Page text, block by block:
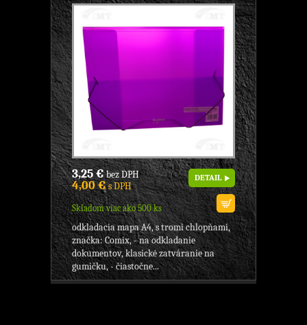
3,25 €bez DPH
4,00 €s DPH
Skladom viac ako 500 ks
DETAIL
odkladacia mapa A4, s tromi chlopňami,
značka: Comix, - na odkladanie
dokumentov, klasické zatváranie na
gumičku, - čiastočne...